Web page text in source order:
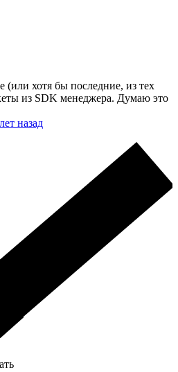
(или хотя бы последние, из тех
из SDK менеджера. Думаю это
назад